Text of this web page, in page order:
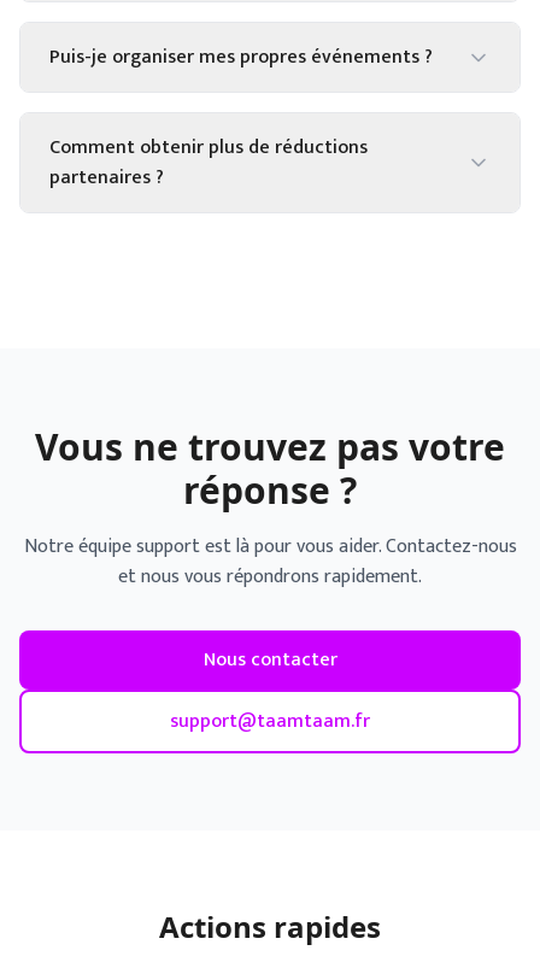
Puis-je organiser mes propres événements ?
Comment obtenir plus de réductions
partenaires ?
Vous ne trouvez pas votre
réponse ?
Notre équipe support est là pour vous aider. Contactez-nous
et nous vous répondrons rapidement.
Nous contacter
support@taamtaam.fr
Actions rapides